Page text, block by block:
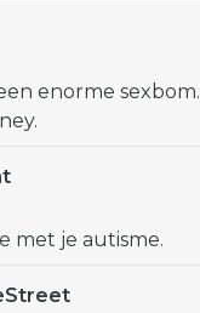
enorme sexbom.
met je autisme.